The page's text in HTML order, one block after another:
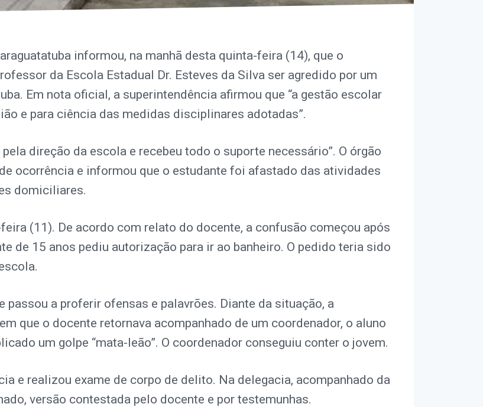
informou, na manhã desta quinta-feira (14), que o
da Escola Estadual Dr. Esteves da Silva ser agredido por um
Em nota oficial, a superintendência afirmou que “a gestão escolar
e para ciência das medidas disciplinares adotadas”.
direção da escola e recebeu todo o suporte necessário”. O órgão
ocorrência e informou que o estudante foi afastado das atividades
domiciliares.
(11). De acordo com relato do docente, a confusão começou após
de 15 anos pediu autorização para ir ao banheiro. O pedido teria sido
a proferir ofensas e palavrões. Diante da situação, a
que o docente retornava acompanhado de um coordenador, o aluno
um golpe “mata-leão”. O coordenador conseguiu conter o jovem.
e realizou exame de corpo de delito. Na delegacia, acompanhado da
versão contestada pelo docente e por testemunhas.